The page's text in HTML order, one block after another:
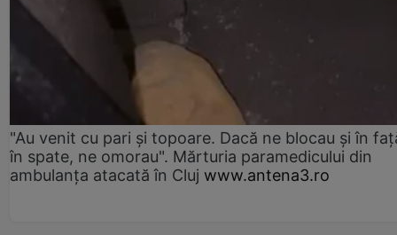
"Au venit cu pari și topoare. Dacă ne blocau şi în
în spate, ne omorau". Mărturia paramedicului din
ambulanţa atacată în Cluj www.antena3.ro